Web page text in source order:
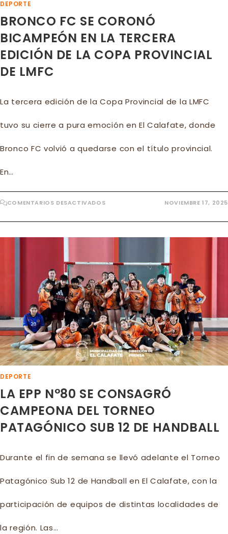
DEPORTE
BRONCO FC SE CORONÓ
BICAMPEÓN EN LA TERCERA
EDICIÓN DE LA COPA PROVINCIAL
DE LMFC
La tercera edición de la Copa Provincial de la LMFC
tuvo su cierre a pura emoción en El Calafate, donde
Bronco FC volvió a quedarse con el título provincial.
En…
COMENTARIOS DESACTIVADOSEN
SE
BICAMPEÓN
EDICIÓN
DE
LA
COPA
PROVINCIAL
DE
LMFC
NOVIEMBRE 17, 2025
DEPORTE
LA EPP N°80 SE CONSAGRÓ
CAMPEONA DEL TORNEO
PATAGÓNICO SUB 12 DE HANDBALL
Durante el fin de semana se llevó adelante el Torneo
Patagónico Sub 12 de Handball en El Calafate, con la
participación de equipos de distintas localidades de
la región. Las…